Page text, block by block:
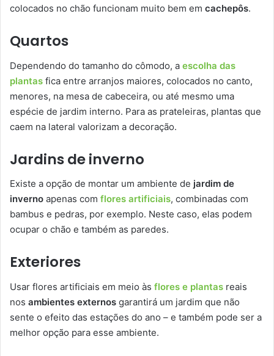
colocados no chão funcionam muito bem em cachepôs.
Quartos
Dependendo do tamanho do cômodo, a escolha das
plantas fica entre arranjos maiores, colocados no canto,
menores, na mesa de cabeceira, ou até mesmo uma
espécie de jardim interno. Para as prateleiras, plantas que
caem na lateral valorizam a decoração.
Jardins de inverno
Existe a opção de montar um ambiente de jardim de
inverno apenas com flores artificiais, combinadas com
bambus e pedras, por exemplo. Neste caso, elas podem
ocupar o chão e também as paredes.
Exteriores
Usar flores artificiais em meio às flores e plantas reais
nos ambientes externos garantirá um jardim que não
sente o efeito das estações do ano – e também pode ser a
melhor opção para esse ambiente.